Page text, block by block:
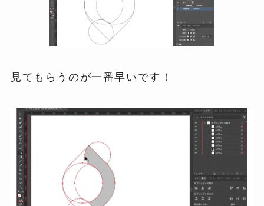
見てもらうのが一番早いです！